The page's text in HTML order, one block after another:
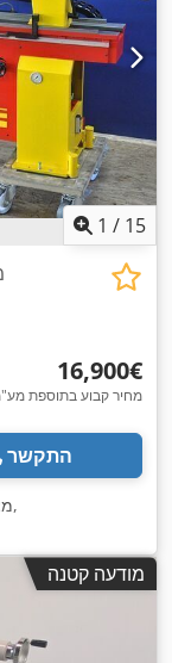
1 / 15
‏16,900 ‏€
מחיר קבוע בתוספת
התקשר
,
מודעה קטנה